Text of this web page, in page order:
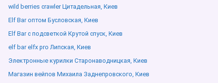
wild berries crawler Цитадельная, Киев
Elf Bar оптом Бусловская, Киев
Elf Bar с подсветкой Крутой спуск, Киев
elf bar elfx pro Липская, Киев
Электронные курилки Старонаводницкая, Киев
Магазин вейпов Михаила Заднепровского, Киев